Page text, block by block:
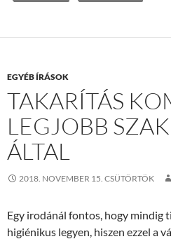
EGYÉB ÍRÁSOK
TAKARÍTÁS
LEGJOBB
ÁLTAL
2018. NOVEMBER 15. CSÜTÖRTÖK
Egy irodánál fontos, hogy mindig
higiénikus legyen, hiszen ezzel a